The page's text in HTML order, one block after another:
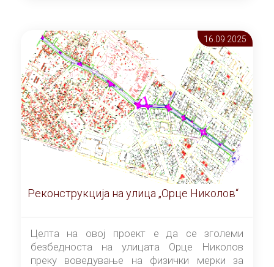
16.09 2025
Реконструкција на улица „Орце Николов“
Целта на овој проект е да се зголеми
безбедноста на улицата Орце Николов
преку воведување на физички мерки за